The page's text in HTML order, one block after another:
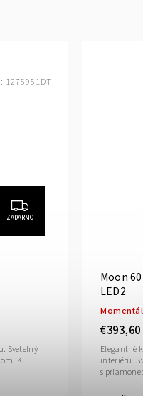
ZADARMO
Svetelný
K
1275951DT
Moon
LED2
€393,60
Elegantné
interiéru.
s